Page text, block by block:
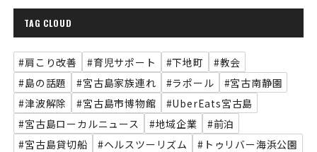
TAG CLOUD
#肩こり改善 #育児サポート #下地町
#教会
#島の話題
#宮古島家族連れ #ラポール
#宮古南静園
#津波解除
#宮古島市博物館
#UberEats宮古島
#宮古島ローカルニュース
#地域企業
#前泊
#宮古島貸切船
#ヘルスツーリズム
#トゥリバー海浜公園